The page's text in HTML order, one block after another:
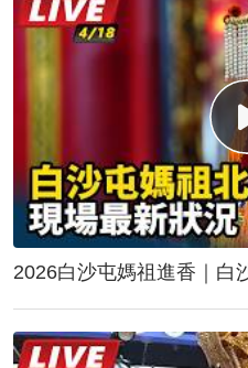
2026白沙屯媽祖進香｜白